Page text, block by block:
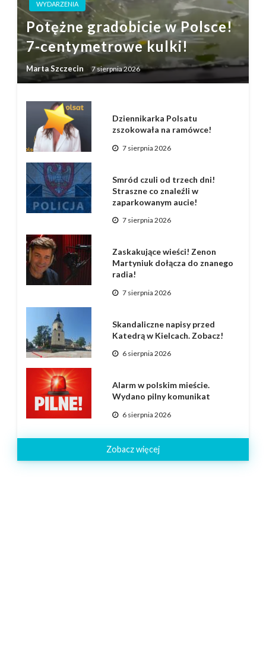
WYDARZENIA
Potężne gradobicie w Polsce!
7-centymetrowe kulki!
Marta Szczecin 7 sierpnia 2026
Dziennikarka Polsatu
zszokowała na ramówce!
7 sierpnia 2026
Smród czuli od trzech dni!
Straszne co znaleźli w
zaparkowanym aucie!
7 sierpnia 2026
Zaskakujące wieści! Zenon
Martyniuk dołącza do znanego
radia!
7 sierpnia 2026
Skandaliczne napisy przed
Katedrą w Kielcach. Zobacz!
6 sierpnia 2026
Alarm w polskim mieście.
Wydano pilny komunikat
6 sierpnia 2026
Zobacz więcej